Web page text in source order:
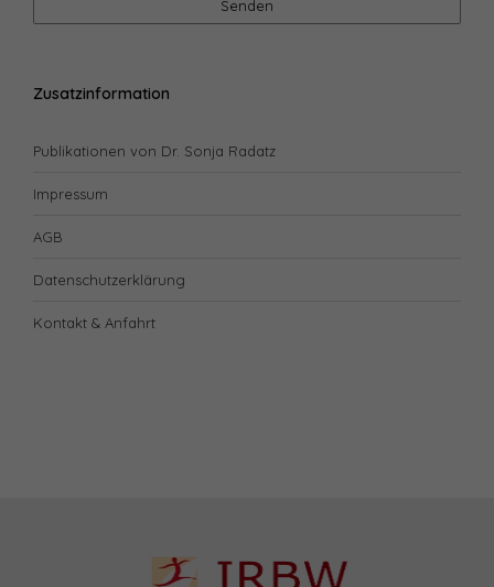
Senden
Zusatzinformation
Publikationen von Dr. Sonja Radatz
Impressum
AGB
Datenschutzerklärung
Kontakt & Anfahrt